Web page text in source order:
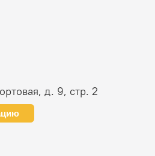
д. 9, стр. 2